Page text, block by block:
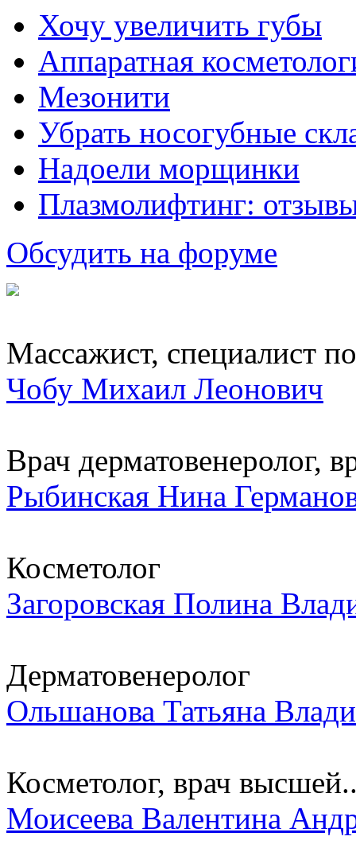
Хочу увеличить губы
Аппаратная
Мезонити
Убрать носогубные
Надоели морщинки
Плазмолифтинг:
Обсудить на форуме
Массажист, специалист
Чобу Михаил Леонович
Врач дерматовенеролог,
Рыбинская Нина
Косметолог
Загоровская Полина
Дерматовенеролог
Ольшанова Татьяна
Косметолог, врач
Моисеева Валентина